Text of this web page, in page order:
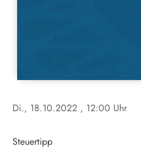
Di., 18.10.2022 , 12:00 Uhr
Steuertipp